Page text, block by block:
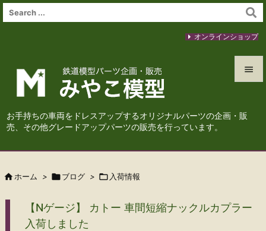
お手持ちの車両をドレスアップするオリジナルパーツの企画・販
売、その他グレードアップパーツの販売を行っています。



オンラインショップ
 ホーム > ブログ >  入荷情報
【Nゲージ】 カトー 車間短縮ナックルカプラー
入荷しました